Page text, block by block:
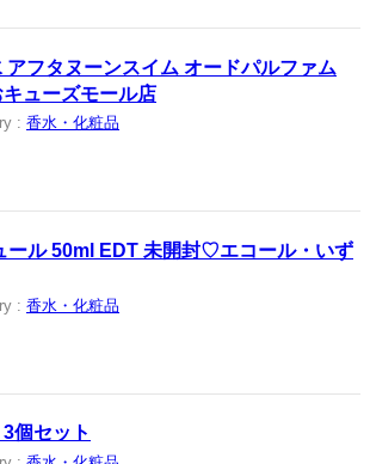
アフタヌーンスイム オードパルファム
ューズモール店
: 香水・化粧品
ル 50ml EDT 未開封♡エコール・いず
: 香水・化粧品
セット